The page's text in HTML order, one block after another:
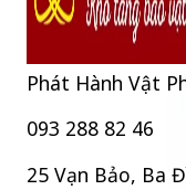
Phát Hành Vật
093 288 82 46
25 Vạn Bảo, Ba